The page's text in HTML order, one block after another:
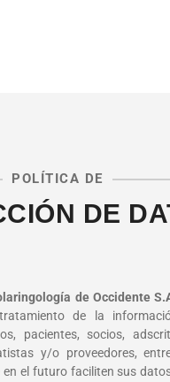
POLÍTICA DE
DE
de Occidente
de la
pacientes, socios,
y/o proveedores,
el futuro faciliten sus